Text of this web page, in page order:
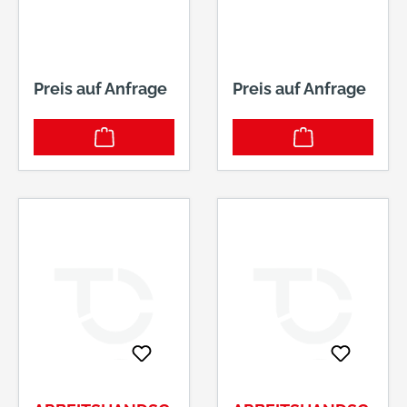
Preis auf Anfrage Preis auf Anfrage